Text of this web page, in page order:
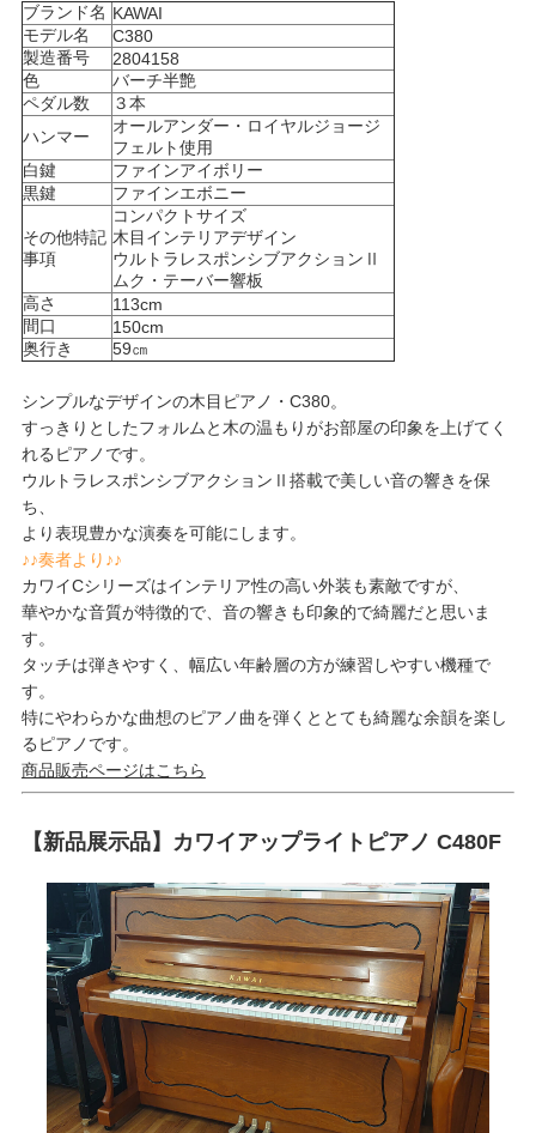
ブランド名 KAWAI
モデル名
C380
製造番号
2804158
色
バーチ半艶
ペダル数
３本
ハンマー
オールアンダー・ロイヤルジョージ
フェルト使用
白鍵
ファインアイボリー
黒鍵
ファインエボニー
その他特記
事項
コンパクトサイズ
木目インテリアデザイン
ウルトラレスポンシブアクションⅡ
ムク・テーバー響板
高さ
113cm
間口
150cm
奥行き
59㎝
シンプルなデザインの木目ピアノ・C380。
すっきりとしたフォルムと木の温もりがお部屋の印象を上げてく
れるピアノです。
ウルトラレスポンシブアクションⅡ搭載で美しい音の響きを保
ち、
より表現豊かな演奏を可能にします。
♪♪奏者より♪♪
カワイCシリーズはインテリア性の高い外装も素敵ですが、
華やかな音質が特徴的で、音の響きも印象的で綺麗だと思いま
す。
タッチは弾きやすく、幅広い年齢層の方が練習しやすい機種で
す。
特にやわらかな曲想のピアノ曲を弾くととても綺麗な余韻を楽し
るピアノです。
商品販売ページはこちら
【新品展示品】カワイアップライトピアノ C480F